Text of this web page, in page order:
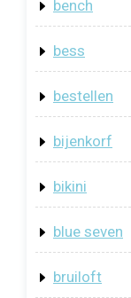
bench
bess
bestellen
bijenkorf
bikini
blue seven
bruiloft